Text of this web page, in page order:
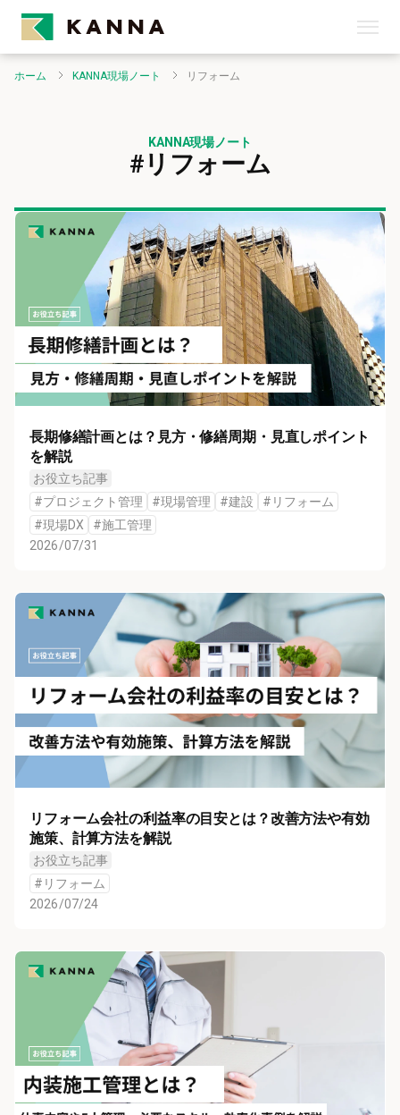
ホーム KANNA現場ノート リフォーム
KANNA現場ノート
#リフォーム
長期修繕計画とは？見方・修繕周期・見直しポイント
を解説
お役立ち記事
#プロジェクト管理 #現場管理 #建設 # リフォーム
#現場DX #施工管理
2026/07/31
リフォーム会社の利益率の目安とは？改善方法や有効
施策、計算方法を解説
お役立ち記事
# リフォーム
2026/07/24